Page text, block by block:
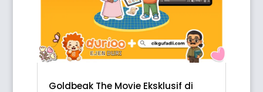
Goldbeak The Movie Eksklusif di